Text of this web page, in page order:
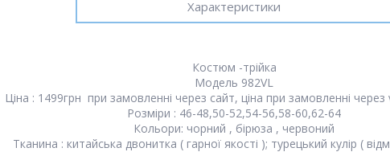
Характеристики
Костюм -трійка
Модель 982VL
Ціна : 1499грн при замовленні через сайт, ціна при замовленні через
Розміри : 46-48,50-52,54-56,58-60,62-64
Кольори: чорний , бірюза , червоний
Тканина : китайська двонитка ( гарної якості ); турецький кулір (